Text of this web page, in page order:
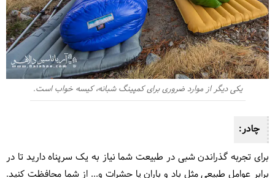
یکی دیگر از موارد ضروری برای کمپینگ شبانه، کیسه خواب است.
چادر:
برای تجربه گذراندن شبی در طبیعت شما نیاز به یک سرپناه دارید تا در
برابر عوامل طبیعی مثل باد و باران یا حشرات و... از شما محافظت کنید.